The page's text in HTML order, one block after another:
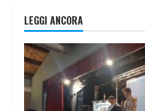
LEGGI ANCORA